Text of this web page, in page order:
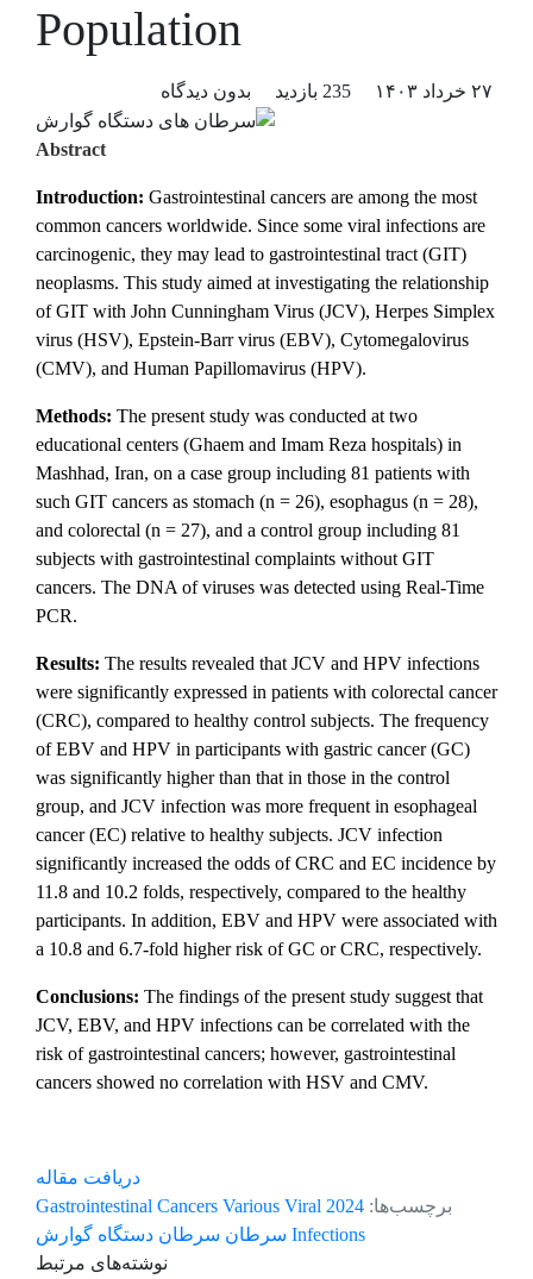
Population
۲۷ خرداد ۱۴۰۳ 235 بازدید بدون دیدگاه
Abstract
Introduction: Gastrointestinal cancers are among the most
common cancers worldwide. Since some viral infections are
carcinogenic, they may lead to gastrointestinal tract (GIT)
neoplasms. This study aimed at investigating the relationship
of GIT with John Cunningham Virus (JCV), Herpes Simplex
virus (HSV), Epstein-Barr virus (EBV), Cytomegalovirus
(CMV), and Human Papillomavirus (HPV).
Methods: The present study was conducted at two
educational centers (Ghaem and Imam Reza hospitals) in
Mashhad, Iran, on a case group including 81 patients with
such GIT cancers as stomach (n = 26), esophagus (n = 28),
and colorectal (n = 27), and a control group including 81
subjects with gastrointestinal complaints without GIT
cancers. The DNA of viruses was detected using Real-Time
PCR.
Results: The results revealed that JCV and HPV infections
were significantly expressed in patients with colorectal cancer
(CRC), compared to healthy control subjects. The frequency
of EBV and HPV in participants with gastric cancer (GC)
was significantly higher than that in those in the control
group, and JCV infection was more frequent in esophageal
cancer (EC) relative to healthy subjects. JCV infection
significantly increased the odds of CRC and EC incidence by
11.8 and 10.2 folds, respectively, compared to the healthy
participants. In addition, EBV and HPV were associated with
a 10.8 and 6.7-fold higher risk of GC or CRC, respectively.
Conclusions: The findings of the present study suggest that
JCV, EBV, and HPV infections can be correlated with the
risk of gastrointestinal cancers; however, gastrointestinal
cancers showed no correlation with HSV and CMV.
دریافت مقاله
برچسب‌ها: 2024
Gastrointestinal Cancers Various Viral
Infections سرطان سرطان دستگاه گوارش
نوشته‌های مرتبط